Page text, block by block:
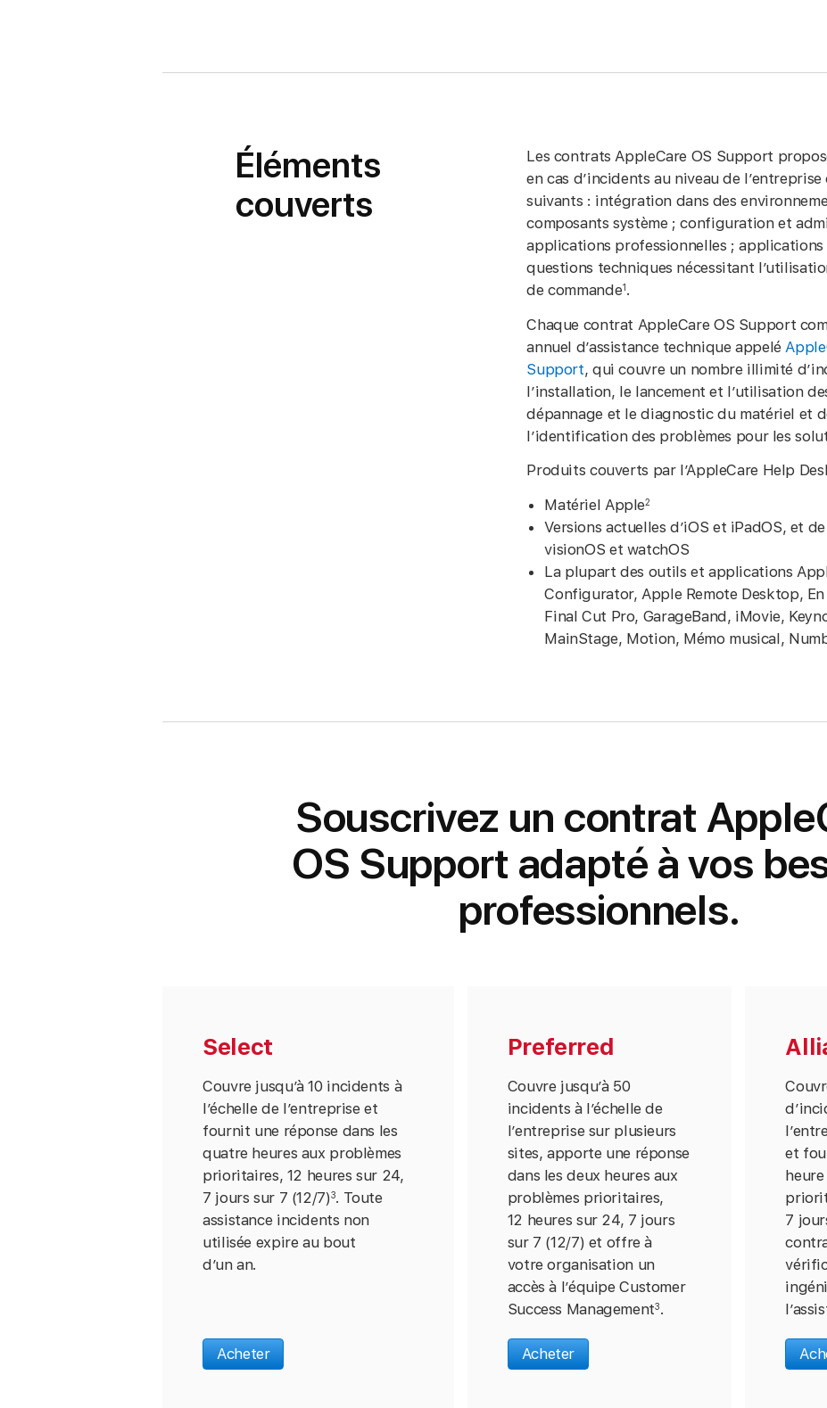
Éléments
couverts
Les contrats AppleCare OS Support
en cas d’incidents au niveau de l’entreprise
suivants : intégration dans des
composants système ; configuration et
applications professionnelles ; applications
questions techniques nécessitant
de commande1.
Chaque contrat AppleCare OS Support
annuel d’assistance technique appelé
Support, qui couvre un nombre illimité
l’installation, le lancement et l’utilisation
dépannage et le diagnostic du matériel et
l’identification des problèmes pour les
Produits couverts par l’AppleCare Help
Matériel Apple2
Versions actuelles d’iOS et iPadOS, et
visionOS et watchOS
La plupart des outils et applications
Configurator, Apple Remote Desktop, En
Final Cut Pro, GarageBand, iMovie,
MainStage, Motion, Mémo musical,
Souscrivez un contrat
OS Support adapté à vos
professionnels.
Select
Couvre jusqu’à 10 incidents à
l’échelle de l’entreprise et
fournit une réponse dans les
quatre heures aux problèmes
prioritaires, 12 heures sur 24,
7 jours sur 7 (12/7)3. Toute
assistance incidents non
utilisée expire au bout
d’un an.
Acheter
Preferred
Couvre jusqu’à 50
incidents à l’échelle de
l’entreprise sur plusieurs
sites, apporte une réponse
dans les deux heures aux
problèmes prioritaires,
12 heures sur 24, 7 jours
sur 7 (12/7) et offre à
votre organisation un
accès à l’équipe Customer
Success Management3.
Acheter
et
7